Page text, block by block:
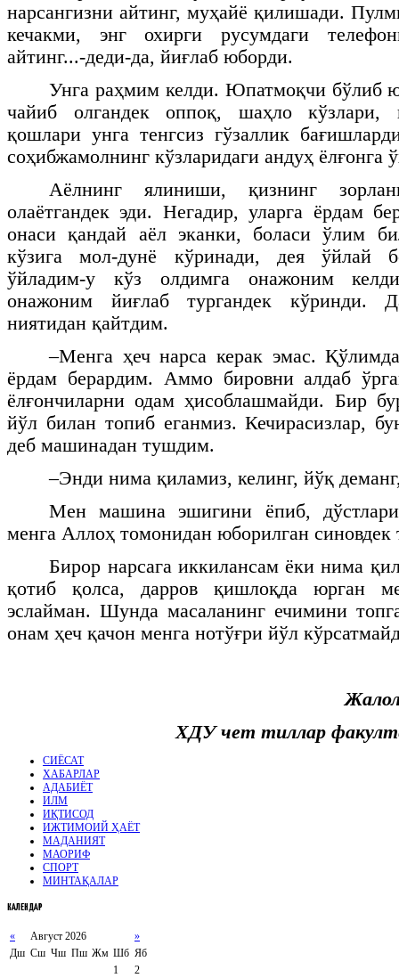
нарсангизни айтинг, муҳайё қилишади.
кечакми, энг охирги русумдаги
айтинг...-деди-да, йиғлаб юборди.
Унга раҳмим келди. Юпатмоқчи бўлиб
чайиб олгандек оппоқ, шаҳло кўзлари,
қошлари унга тенгсиз гўзаллик
соҳибжамолнинг кўзларидаги андуҳ ёлғонга
Аёлнинг ялиниши, қизнинг
олаётгандек эди. Негадир, уларга ёрдам
онаси қандай аёл эканки, боласи ўлим
кўзига мол-дунё кўринади, дея
ўйладим-у кўз олдимга онажоним
онажоним йиғлаб тургандек кўринди.
ниятидан қайтдим.
–Менга ҳеч нарса керак эмас.
ёрдам берардим. Аммо бировни алдаб
ёлғончиларни одам ҳисоблашмайди. Бир
йўл билан топиб еганмиз. Кечирасизлар,
деб машинадан тушдим.
–Энди нима қиламиз, келинг, йўқ
Мен машина эшигини ёпиб,
менга Аллоҳ томонидан юборилган
Бирор нарсага иккилансам ёки нима
қотиб қолса, дарров қишлоқда юрган
эслайман. Шунда масаланинг ечимини
онам ҳеч қачон менга нотўғри йўл
ХДУ чет тиллар
СИЁСАТ
ХАБАРЛАР
АДАБИЁТ
ИЛМ
ИҚТИСОД
ИЖТИМОИЙ ҲАЁТ
МАДАНИЯТ
МАОРИФ
СПОРТ
МИНТАҚАЛАР
КАЛЕНДАР
« Август 2026
»
Дш Сш Чш Пш Жм Шб Яб
1
2